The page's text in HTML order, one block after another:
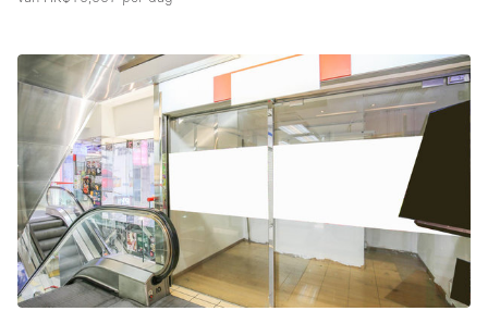
Toiletten
Toonbanken
Tuin
Verlichting
Verwarming
Voorraadkamer
Water Access